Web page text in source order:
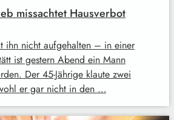
missachtet Hausverbot
ihn nicht aufgehalten – in einer
ist gestern Abend ein Mann
Der 45-Jährige klaute zwei
er gar nicht in den …